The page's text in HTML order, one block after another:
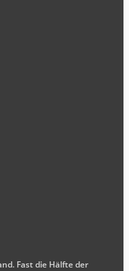
Fast die Hälfte der